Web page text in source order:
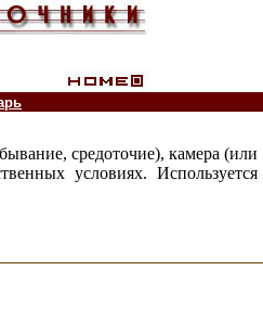
средоточие), камера (или
условиях.